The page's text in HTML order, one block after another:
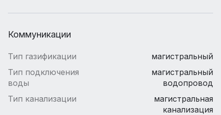
Коммуникации
Тип газификации
магистральный
Тип подключения
воды
магистральный
водопровод
Тип канализации
магистральная
канализация